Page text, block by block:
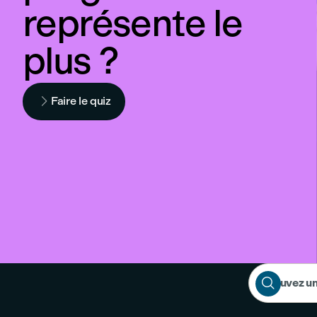
représente le
plus ?
 Faire le quiz
Trouvez
